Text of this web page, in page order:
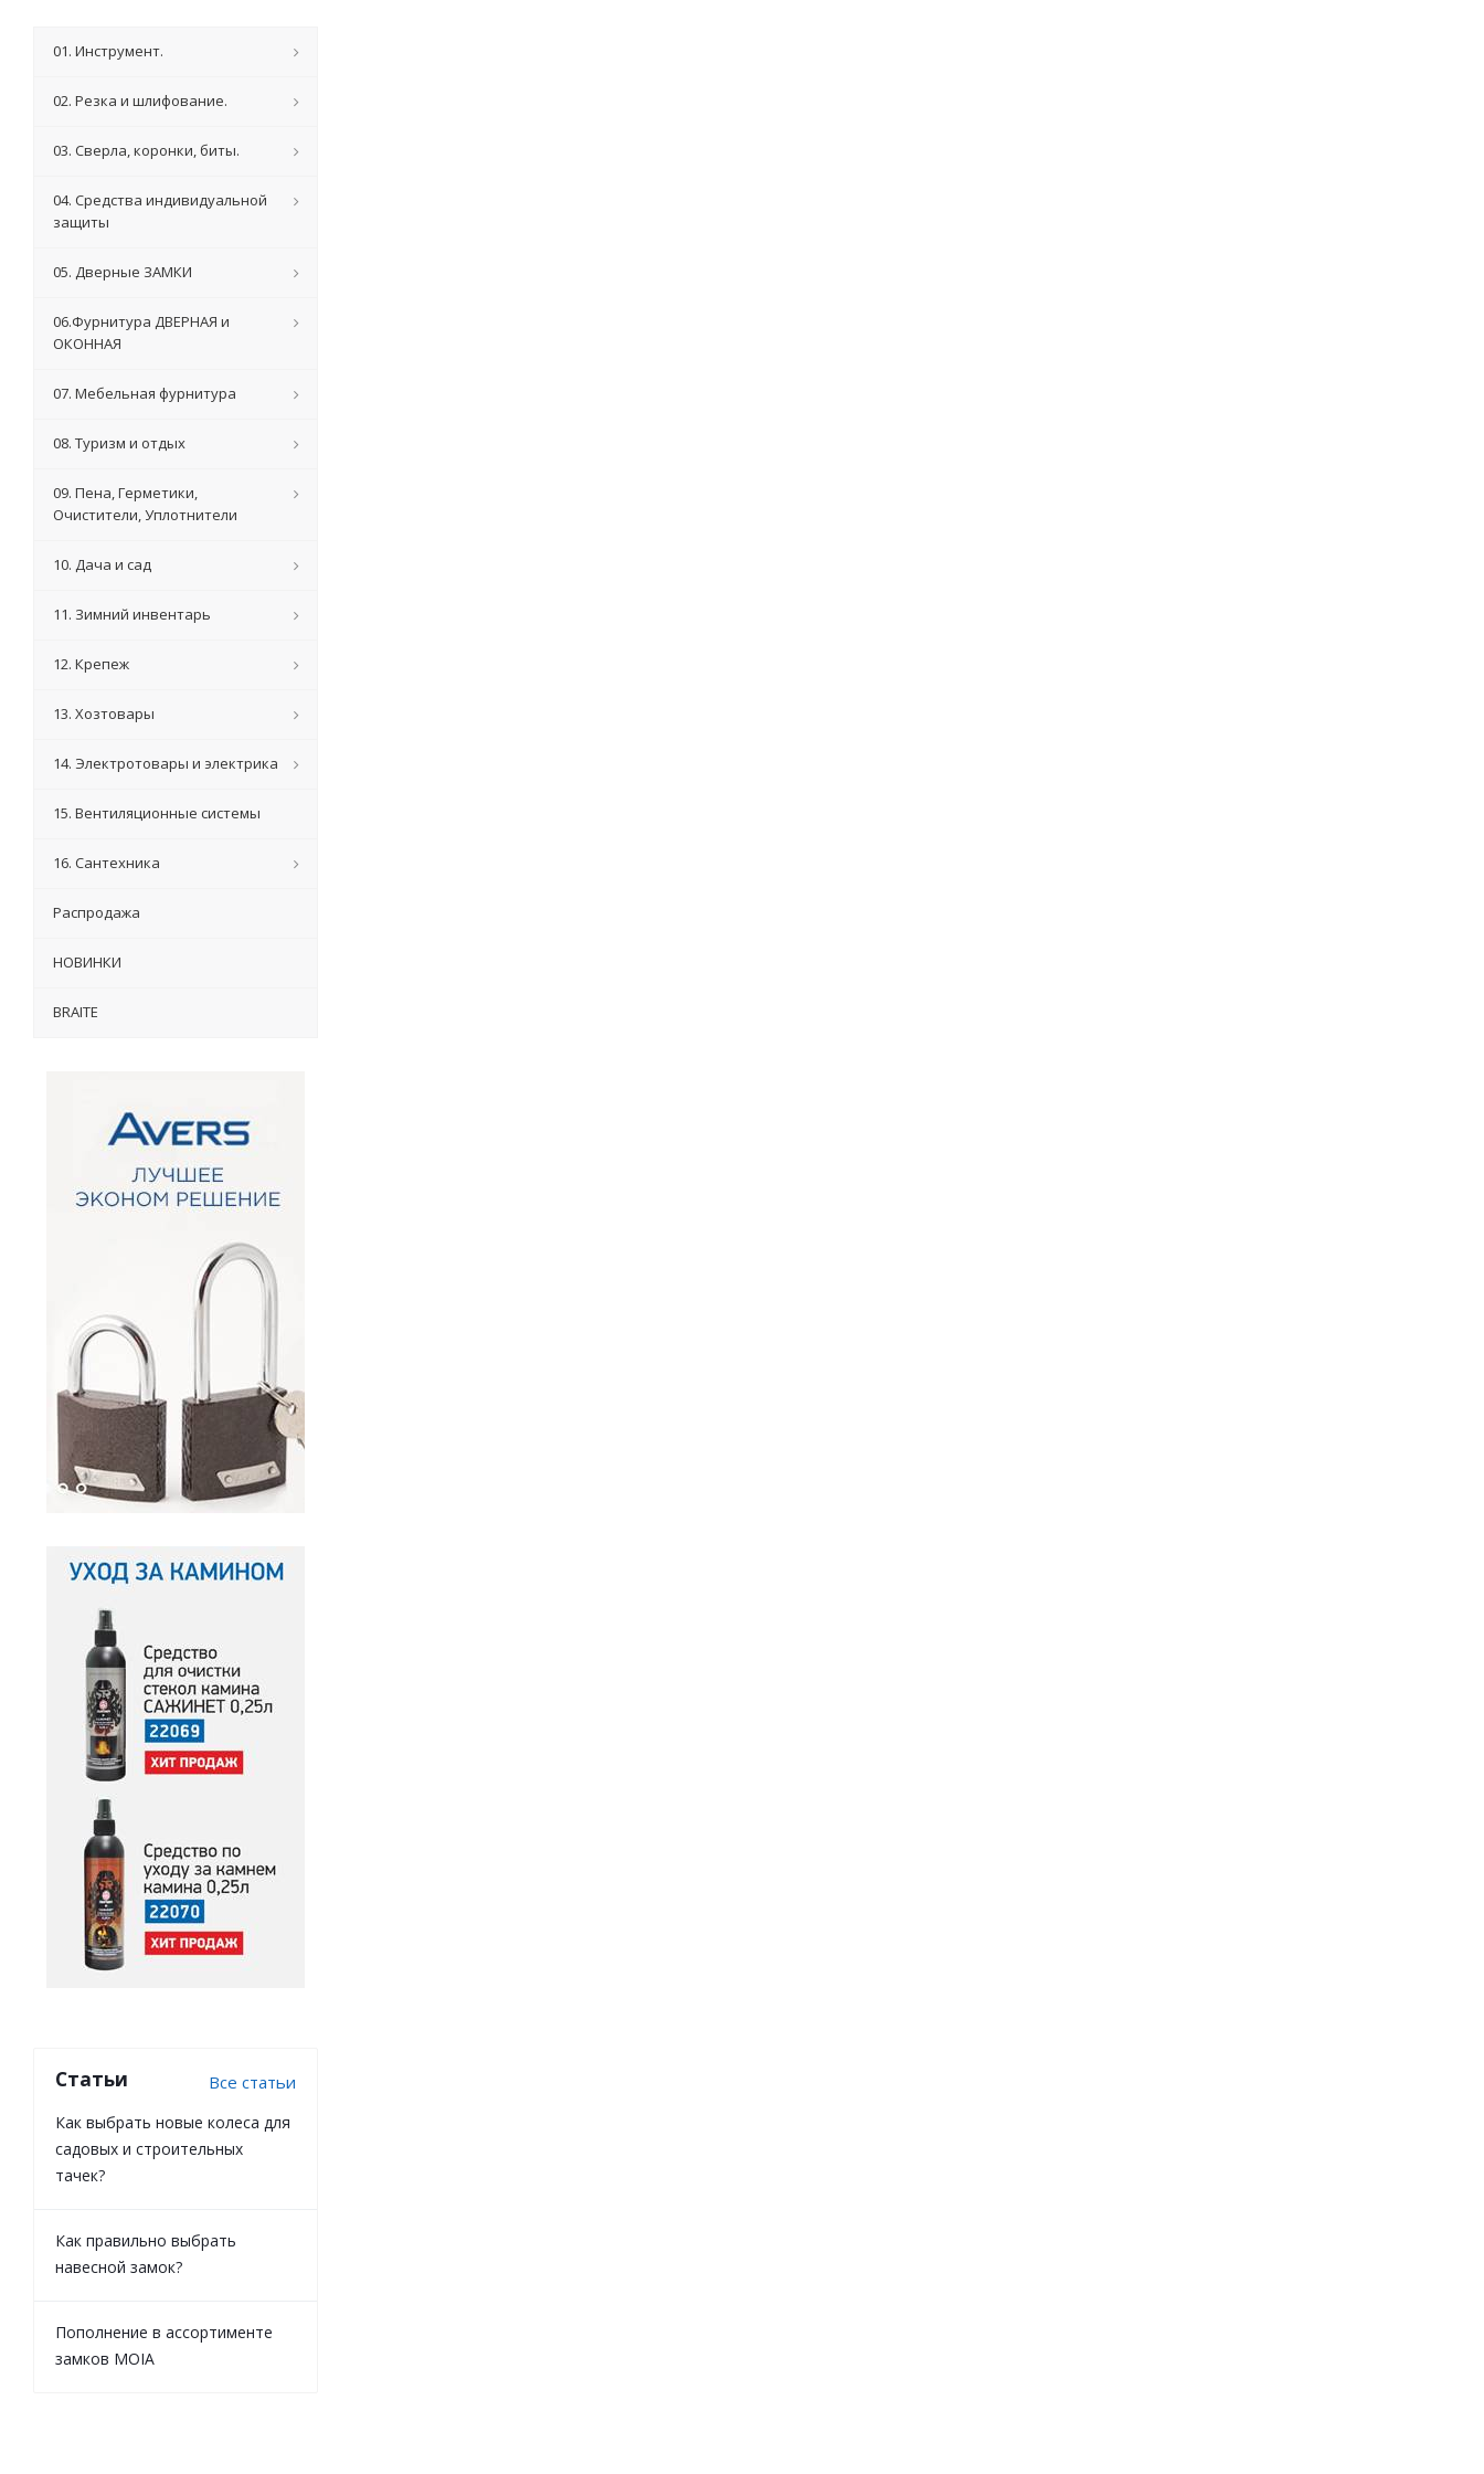
01. Инструмент.
02. Резка и шлифование.
03. Сверла, коронки, биты.
04. Средства индивидуальной
защиты
05. Дверные ЗАМКИ
06.Фурнитура ДВЕРНАЯ и
ОКОННАЯ
07. Мебельная фурнитура
08. Туризм и отдых
09. Пена, Герметики,
Очистители, Уплотнители
10. Дача и сад
11. Зимний инвентарь
12. Крепеж
13. Хозтовары
14. Электротовары и электрика
15. Вентиляционные системы
16. Сантехника
Распродажа
НОВИНКИ
BRAITE
Статьи Все статьи
Как выбрать новые колеса для
садовых и строительных
тачек?
Как правильно выбрать
навесной замок?
Пополнение в ассортименте
замков MOIA